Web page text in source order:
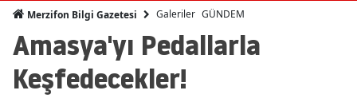
Merzifon Bilgi Gazetesi Galeriler GÜNDEM
Amasya'yı Pedallarla
Keşfedecekler!